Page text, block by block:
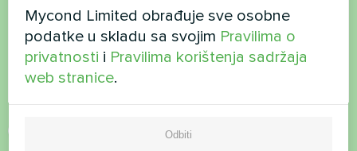
Pravila o privatnosti
Mycond Limited obrađuje sve osobne
podatke u skladu sa svojim Pravilima o
privatnosti i Pravilima korištenja sadržaja
web stranice.
Odbiti